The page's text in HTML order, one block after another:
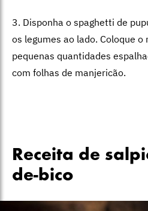
3. Disponha o spaghetti de
os legumes ao lado. Coloque o
pequenas quantidades
com folhas de manjericão.
Receita de
de-bico